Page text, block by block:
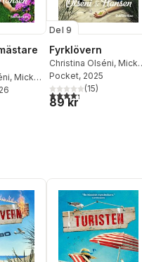
, Micke
Totalt antal röster:
Del 9
Fyrklövern
Christina Olséni,
Hansen
Pocket, 2025
4,3utav 5 stjärnor.
(15)
89 kr